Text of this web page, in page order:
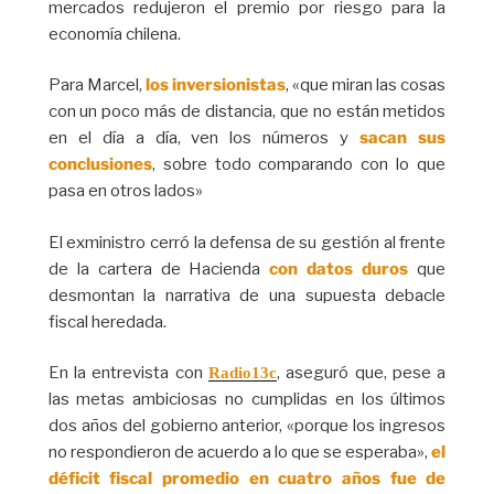
mercados redujeron el premio por riesgo para la
economía chilena.
Para Marcel, los inversionistas, «que miran las cosas
con un poco más de distancia, que no están metidos
en el día a día, ven los números y sacan sus
conclusiones, sobre todo comparando con lo que
pasa en otros lados»
El exministro cerró la defensa de su gestión al frente
de la cartera de Haciendacon datos durosque
desmontan la narrativa de una supuesta debacle
fiscal heredada.
En la entrevista con Radio13c, aseguró que, pese a
las metas ambiciosas no cumplidas en los últimos
dos años del gobierno anterior, «porque los ingresos
no respondieron de acuerdo a lo que se esperaba»,el
déficit fiscal promedio en cuatro años fue de